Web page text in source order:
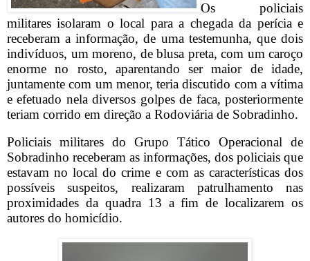
Os policiais
militares isolaram o local para a chegada da perícia e
receberam a informação, de uma testemunha, que dois
indivíduos, um moreno, de blusa preta, com um caroço
enorme no rosto, aparentando ser maior de idade,
juntamente com um menor, teria discutido com a vítima
e efetuado nela diversos golpes de faca, posteriormente
teriam corrido em direção a Rodoviária de Sobradinho.
Policiais militares do Grupo Tático Operacional de
Sobradinho receberam as informações, dos policiais que
estavam no local do crime e com as características dos
possíveis suspeitos, realizaram patrulhamento nas
proximidades da quadra 13 a fim de localizarem os
autores do homicídio.